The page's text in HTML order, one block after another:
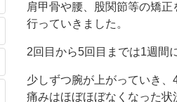
肩甲骨や腰、 股関節等の矯
行っていきました。
2回目から5回目までは1週間
少しずつ腕が上がっていき
痛みはほぼほぼなくなった状